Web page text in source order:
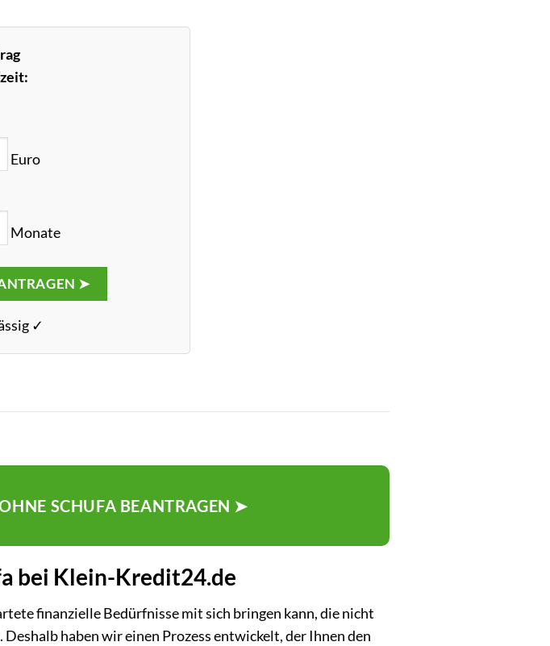
Euro
Monate
➤
✓
SCHUFA BEANTRAGEN ➤
bei Klein-Kredit24.de
finanzielle Bedürfnisse mit sich bringen kann, die nicht
haben wir einen Prozess entwickelt, der Ihnen den